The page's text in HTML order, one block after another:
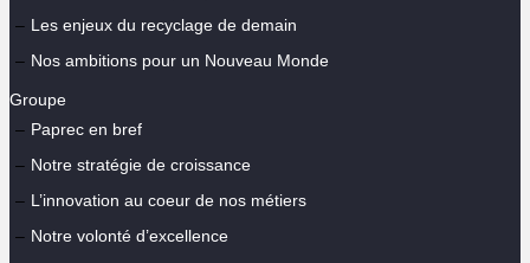
Les enjeux du recyclage de demain
Nos ambitions pour un Nouveau Monde
Groupe
Paprec en bref
Notre stratégie de croissance
L’innovation au coeur de nos métiers
Notre volonté d’excellence